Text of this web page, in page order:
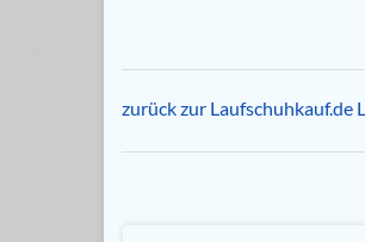
zurück zur Laufschuhkauf.de